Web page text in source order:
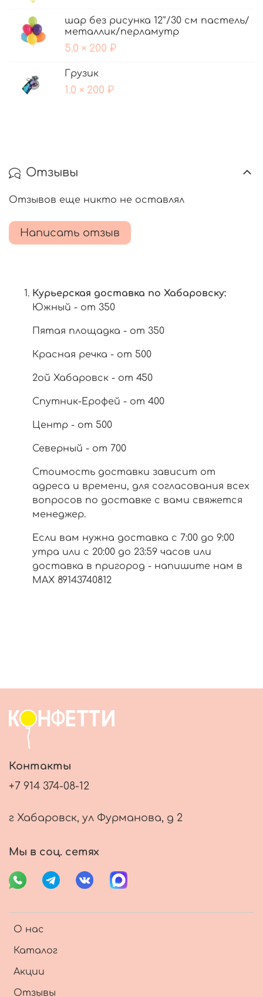
шар без рисунка 12'’/30 см пастель/
металлик/перламутр
5.0 × 200 ₽
Грузик
1.0 × 200 ₽
Отзывы
Отзывов еще никто не оставлял
Написать отзыв
Курьерская доставка по Хабаровску:
Южный - от 350
Пятая площадка - от 350
Красная речка - от 500
2ой Хабаровск - от 450
Спутник-Ерофей - от 400
Центр - от 500
Северный - от 700
Стоимость доставки зависит от
адреса и времени, для согласования всех
вопросов по доставке с вами свяжется
менеджер.
Если вам нужна доставка с 7:00 до 9:00
утра или с 20:00 до 23:59 часов или
доставка в пригород - напишите нам в
МАХ 89143740812
О нас
Каталог
Акции
Отзывы
Контакты
+7 914 374-08-12
г Хабаровск, ул Фурманова, д 2
Мы в соц. сетях